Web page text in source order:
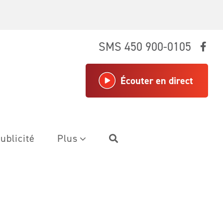
SMS 450 900-0105
Écouter en direct
Plus